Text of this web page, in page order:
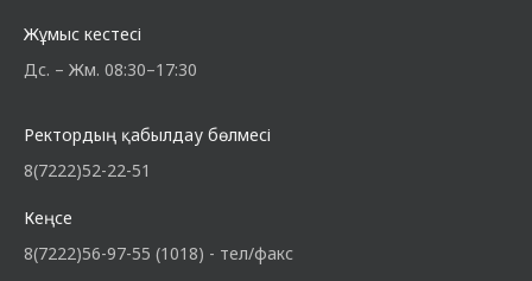
Жұмыс кестесі
Дс. – Жм. 08:30–17:30
Ректордың қабылдау бөлмесі
8(7222)52-22-51
Кеңсе
8(7222)56-97-55 (1018) - тел/факс